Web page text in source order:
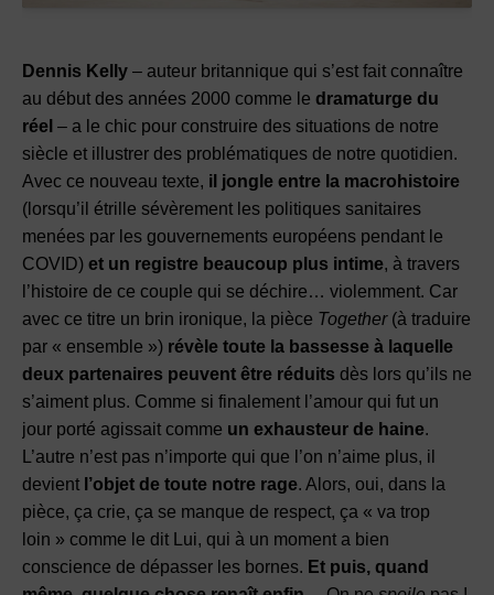
Dennis Kelly – auteur britannique qui s’est fait connaître
au début des années 2000 comme le dramaturge du
réel – a le chic pour construire des situations de notre
siècle et illustrer des problématiques de notre quotidien.
Avec ce nouveau texte, il jongle entre la macrohistoire
(lorsqu’il étrille sévèrement les politiques sanitaires
menées par les gouvernements européens pendant le
COVID) et un registre beaucoup plus intime, à travers
l’histoire de ce couple qui se déchire… violemment. Car
avec ce titre un brin ironique, la pièce Together(à traduire
par « ensemble ») révèle toute la bassesse à laquelle
deux partenaires peuvent être réduits dès lors qu’ils ne
s’aiment plus. Comme si finalement l’amour qui fut un
jour porté agissait comme un exhausteur de haine.
L’autre n’est pas n’importe qui que l’on n’aime plus, il
devient l’objet de toute notre rage. Alors, oui, dans la
pièce, ça crie, ça se manque de respect, ça « va trop
loin » comme le dit Lui, qui à un moment a bien
conscience de dépasser les bornes. Et puis, quand